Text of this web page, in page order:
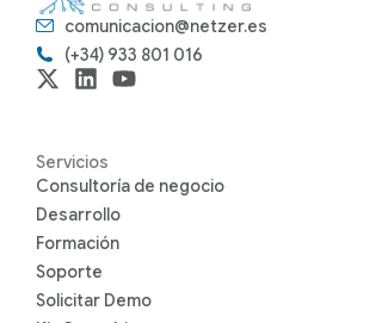
comunicacion@netzer.es
(+34) 933 801 016
Servicios
Consultoría de negocio
Desarrollo
Formación
Soporte
Solicitar Demo